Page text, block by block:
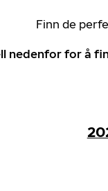
Finn de
nedenfor for å